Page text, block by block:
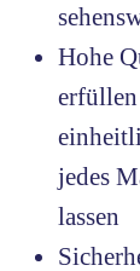
Hohe
erfüllen
jedes
lassen